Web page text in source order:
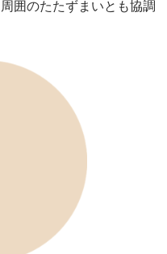
囲のたたずまいとも協調